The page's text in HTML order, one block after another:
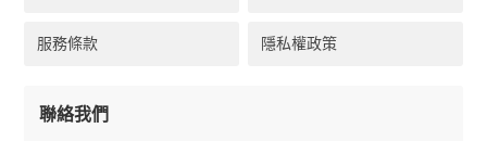
服務條款 隱私權政策
聯絡我們